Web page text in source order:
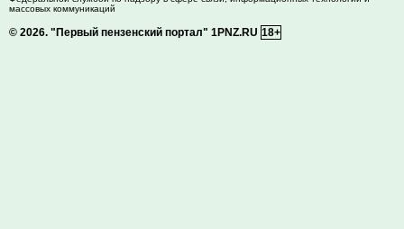
массовых коммуникаций
© 2026. "Первый пензенский портал" 1PNZ.RU 18+